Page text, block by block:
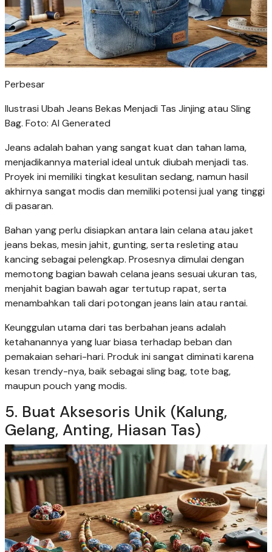
Perbesar
Ilustrasi Ubah Jeans Bekas Menjadi Tas Jinjing atau Sling
Bag. Foto: AI Generated
Jeans adalah bahan yang sangat kuat dan tahan lama,
menjadikannya material ideal untuk diubah menjadi tas.
Proyek ini memiliki tingkat kesulitan sedang, namun hasil
akhirnya sangat modis dan memiliki potensi jual yang tinggi
di pasaran.
Bahan yang perlu disiapkan antara lain celana atau jaket
jeans bekas, mesin jahit, gunting, serta resleting atau
kancing sebagai pelengkap. Prosesnya dimulai dengan
memotong bagian bawah celana jeans sesuai ukuran tas,
menjahit bagian bawah agar tertutup rapat, serta
menambahkan tali dari potongan jeans lain atau rantai.
Keunggulan utama dari tas berbahan jeans adalah
ketahanannya yang luar biasa terhadap beban dan
pemakaian sehari-hari. Produk ini sangat diminati karena
kesan trendy-nya, baik sebagai sling bag, tote bag,
maupun pouch yang modis.
5. Buat Aksesoris Unik (Kalung,
Gelang, Anting, Hiasan Tas)